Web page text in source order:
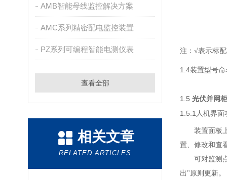
AMB智能母线监控解决方案
AMC系列精密配电监控装置
PZ系列可编程智能电测仪表
查看全部
相关文章
RELATED ARTICLES
注： √表示标
1.4装置型号
1.5 光伏并网
1.5.1 人机界面
装置面板
置、修改和查
可对监测
出 "原则更新。